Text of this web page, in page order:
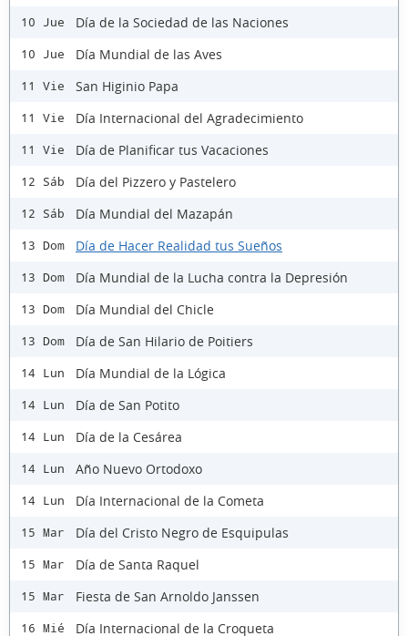
10 Jue Día de la Sociedad de las Naciones
10 Jue Día Mundial de las Aves
11 Vie San Higinio Papa
11 Vie Día Internacional del Agradecimiento
11 Vie Día de Planificar tus Vacaciones
12 Sáb Día del Pizzero y Pastelero
12 Sáb Día Mundial del Mazapán
13 Dom Día de Hacer Realidad tus Sueños
13 Dom Día Mundial de la Lucha contra la Depresión
13 Dom Día Mundial del Chicle
13 Dom Día de San Hilario de Poitiers
14 Lun Día Mundial de la Lógica
14 Lun Día de San Potito
14 Lun Día de la Cesárea
14 Lun Año Nuevo Ortodoxo
14 Lun Día Internacional de la Cometa
15 Mar Día del Cristo Negro de Esquipulas
15 Mar Día de Santa Raquel
15 Mar Fiesta de San Arnoldo Janssen
16 Mié Día Internacional de la Croqueta